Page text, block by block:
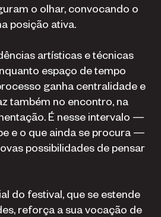
o olhar, convocando o
posição ativa.
artísticas e técnicas
espaço de tempo
ganha centralidade e
também no encontro, na
É nesse intervalo —
e o que ainda se procura —
possibilidades de pensar
do festival, que se estende
reforça a sua vocação de